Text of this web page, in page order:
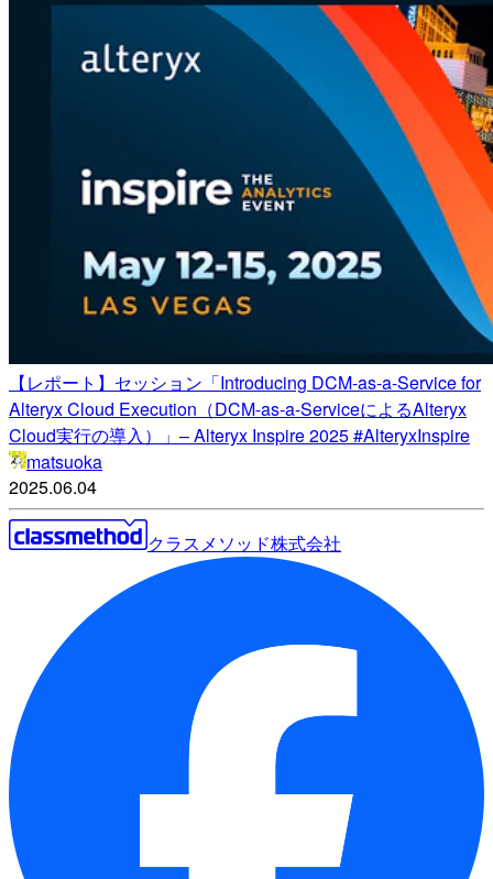
【レポート】セッション「Introducing DCM-as-a-Service for
Alteryx Cloud Execution（DCM-as-a-ServiceによるAlteryx
Cloud実行の導入）」– Alteryx Inspire 2025 #AlteryxInspire
matsuoka
2025.06.04
クラスメソッド株式会社